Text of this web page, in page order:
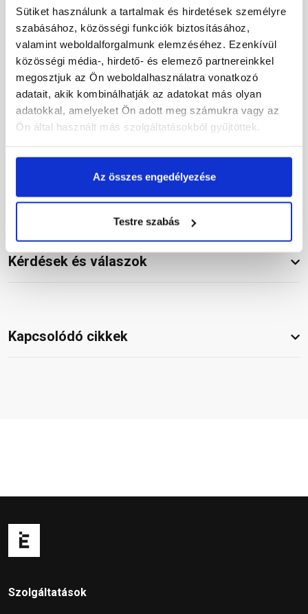
Sütiket használunk a tartalmak és hirdetések személyre
szabásához, közösségi funkciók biztosításához,
valamint weboldalforgalmunk elemzéséhez. Ezenkívül
közösségi média-, hirdető- és elemező partnereinkkel
megosztjuk az Ön weboldalhasználatra vonatkozó
adatait, akik kombinálhatják az adatokat más olyan
adatokkal, amelyeket Ön adott meg számukra vagy az
Ön által használt más szolgáltatásokból gyűjtöttek.
Az összes engedélyezése
Testre szabás
Részletes leírás
Termékinformáció
Vásárlói vélemények
Kérdések és válaszok
Kapcsolódó cikkek
Szolgáltatások